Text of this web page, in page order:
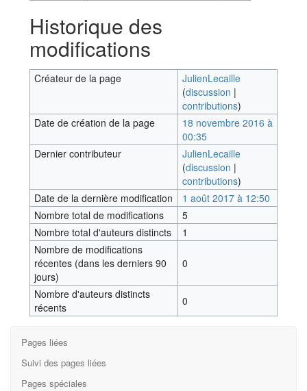
Historique des
modifications
Créateur de la page
JulienLecaille
(discussion |
contributions)
Date de création de la page
18 novembre 2016 à
00:35
Dernier contributeur
JulienLecaille
(discussion |
contributions)
Date de la dernière modification
1 août 2017 à 12:50
Nombre total de modifications
5
Nombre total d'auteurs distincts
1
Nombre de modifications
récentes (dans les derniers 90
jours)
0
Nombre d'auteurs distincts
récents
0
Pages liées
Suivi des pages liées
Pages spéciales